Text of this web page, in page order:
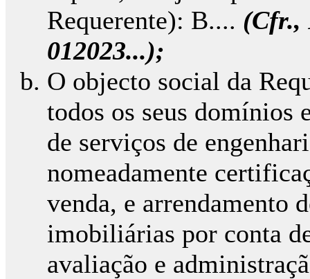
Requerente): B.... (Cfr.,
012023...);
O objecto social da
todos os seus domínios
de serviços de
nomeadamente
venda, e arrendamento
imobiliárias por conta
avaliação e